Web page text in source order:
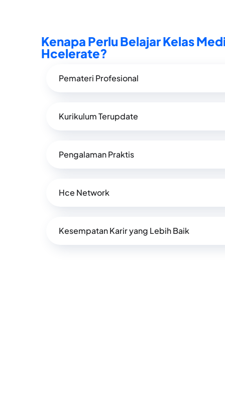
Kenapa Perlu Belajar Kelas
Hcelerate?
Pemateri Profesional
Kurikulum Terupdate
Pengalaman Praktis
Hce Network
Kesempatan Karir yang Lebih Baik